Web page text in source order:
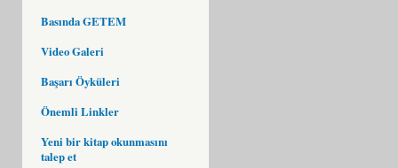
Basında GETEM
Video Galeri
Başarı Öyküleri
Önemli Linkler
Yeni bir kitap okunmasını
talep et